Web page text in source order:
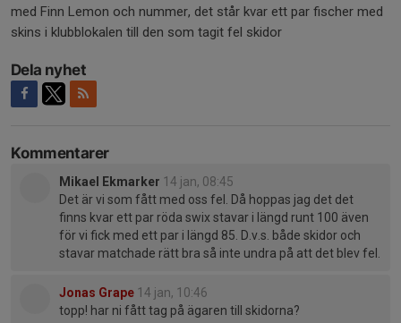
med Finn Lemon och nummer, det står kvar ett par fischer med
skins i klubblokalen till den som tagit fel skidor
Dela nyhet
Kommentarer
Mikael Ekmarker 14 jan, 08:45
Det är vi som fått med oss fel. Då hoppas jag det det
finns kvar ett par röda swix stavar i längd runt 100 även
för vi fick med ett par i längd 85. D.v.s. både skidor och
stavar matchade rätt bra så inte undra på att det blev fel.
Jonas Grape 14 jan, 10:46
topp! har ni fått tag på ägaren till skidorna?